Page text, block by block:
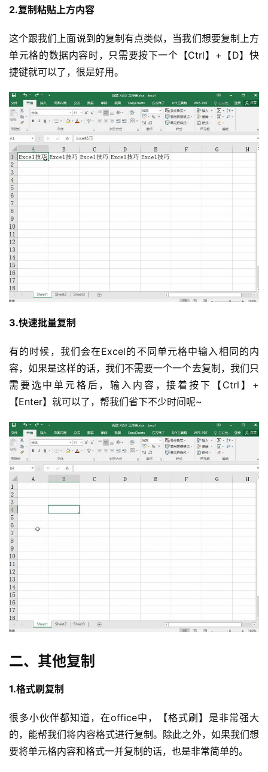
2.复制粘贴上方内容
这个跟我们上面说到的复制有点类似，当我们想要复制上方
单元格的数据内容时，只需要按下一个【Ctrl】+【D】快
捷键就可以了，很是好用。
3.快速批量复制
有的时候，我们会在Excel的不同单元格中输入相同的内
容，如果是这样的话，我们不需要一个一个去复制，我们只
需要选中单元格后，输入内容，接着按下【Ctrl】+
【Enter】就可以了，帮我们省下不少时间呢~
二、其他复制
1.格式刷复制
很多小伙伴都知道，在office中，【格式刷】是非常强大
的，能帮我们将内容格式进行复制。除此之外，如果我们想
要将单元格内容和格式一并复制的话，也是非常简单的。